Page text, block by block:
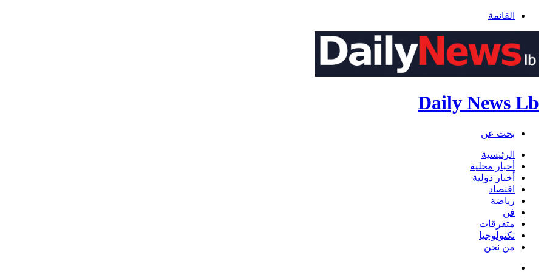
القائمة
Daily News Lb
بحث عن
الرئيسية
أخبار محلية
أخبار دولية
اقتصاد
رياضة
فن
متفرقات
تكنولوجيا
من نحن